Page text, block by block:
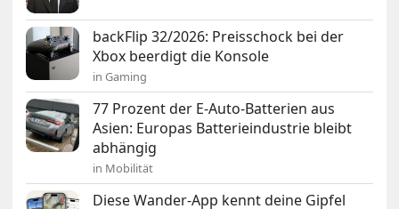
backFlip 32/2026: Preisschock bei der
Xbox beerdigt die Konsole
in Gaming
77 Prozent der E-Auto-Batterien aus
Asien: Europas Batterieindustrie bleibt
abhängig
in Mobilität
Diese Wander-App kennt deine Gipfel